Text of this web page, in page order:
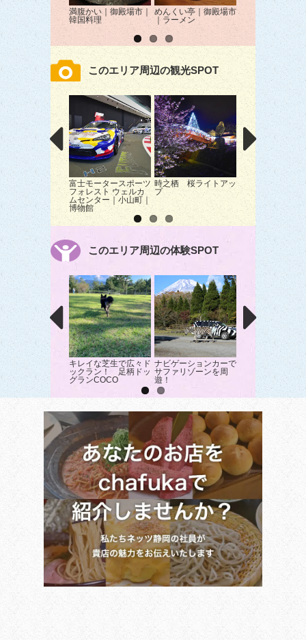
満腹かい｜御殿場市｜
韓国料理
めんくい亭｜御殿場市
｜ラーメン
本格派うどん つ
衛｜御殿場市｜
このエリア周辺の観光SPOT
富士モータースポーツ
フォレスト ウェルカ
ムセンター｜小山町｜
博物館
時之栖 桜ライトアッ
プ
公益財団法人 富
園の桜｜小山町
このエリア周辺の体験SPOT
キレイな芝生で広々ド
ックラン！ 足柄ドッ
グランCOCO
ナビゲーションカーで
サファリゾーンを周
遊！
『フォレストア
チャー・御殿場
を遊びつくそう！